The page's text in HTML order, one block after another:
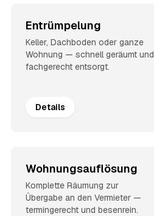
Entrümpelung
Keller, Dachboden oder ganze
Wohnung — schnell geräumt und
fachgerecht entsorgt.
Details
Wohnungsauflösung
Komplette Räumung zur
Übergabe an den Vermieter —
termingerecht und besenrein.